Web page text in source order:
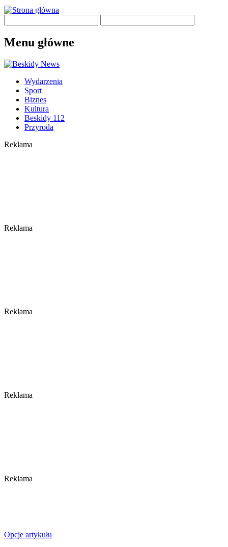
Menu główne
Wydarzenia
Sport
Biznes
Kultura
Beskidy 112
Przyroda
Reklama
Reklama
Reklama
Reklama
Reklama
Opcje artykułu